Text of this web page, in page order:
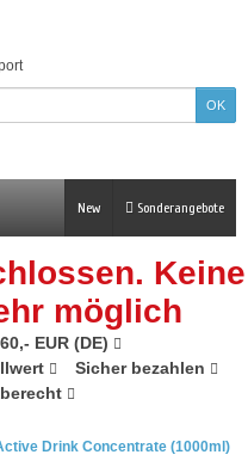
Sonderangebote
New
Keine
möglich
EUR (DE)
Sicher bezahlen
Drink Concentrate (1000ml)